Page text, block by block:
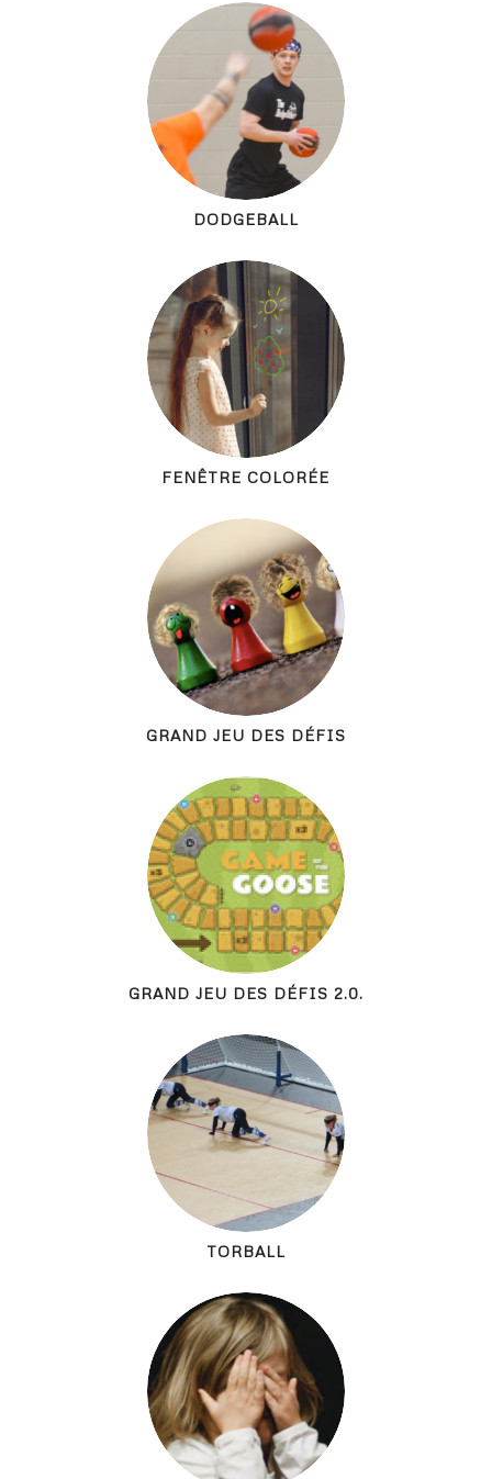
DODGEBALL
FENÊTRE COLORÉE
GRAND JEU DES DÉFIS
GRAND JEU DES DÉFIS 2.0.
TORBALL